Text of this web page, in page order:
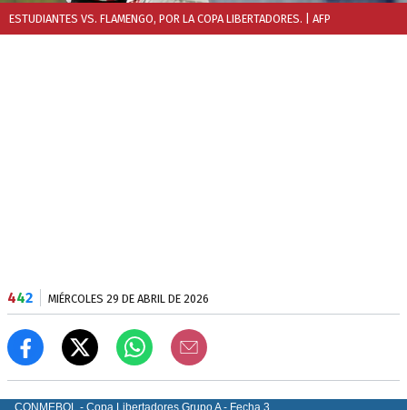
ESTUDIANTES VS. FLAMENGO, POR LA COPA LIBERTADORES. | AFP
442 MIÉRCOLES 29 DE ABRIL DE 2026